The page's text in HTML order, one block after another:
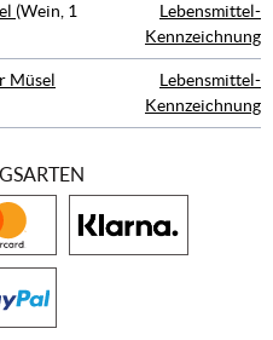
(Wein, 1
Lebensmittel-
Kennzeichnung
Müsel
Lebensmittel-
Kennzeichnung